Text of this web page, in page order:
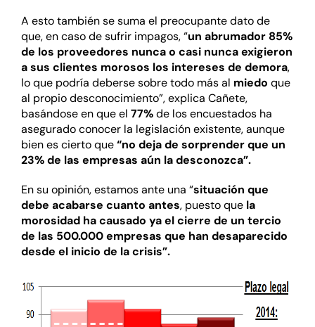
A esto también se suma el preocupante dato de
que, en caso de sufrir impagos, “un abrumador 85%
de los proveedores nunca o casi nunca exigieron
a sus clientes morosos los intereses de demora,
lo que podría deberse sobre todo más al miedo que
al propio desconocimiento”, explica Cañete,
basándose en que el 77%de los encuestados ha
asegurado conocer la legislación existente, aunque
bien es cierto que“no deja de sorprender que un
23% de las empresas aún la desconozca”.
En su opinión, estamos ante una “situación que
debe acabarse cuanto antes, puesto que la
morosidad ha causado ya el cierre de un tercio
de las 500.000 empresas que han desaparecido
desde el inicio de la crisis”.